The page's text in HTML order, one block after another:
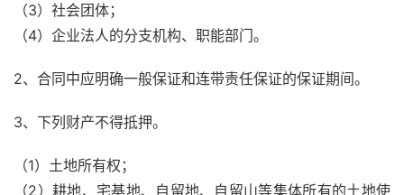
（3）社会团体；
（4）企业法人的分支机构、职能部门。
2、合同中应明确一般保证和连带责任保证的保证期间。
3、下列财产不得抵押。
（1）土地所有权；
（2）耕地、宅基地、自留地、自留山等集体所有的土地使